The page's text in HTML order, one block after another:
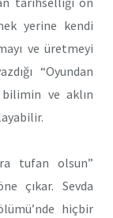
yerine kendi
ve üretmeyi
“Oyundan
bilimin ve aklın
tufan olsun”
çıkar. Sevda
hiçbir